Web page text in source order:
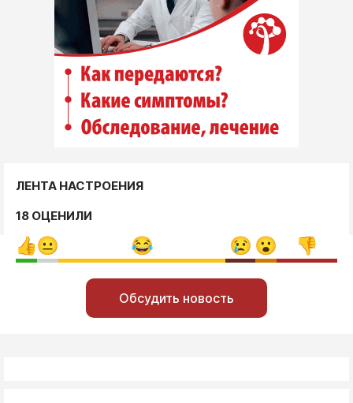
ЛЕНТА НАСТРОЕНИЯ
18 ОЦЕНИЛИ
Обсудить новость